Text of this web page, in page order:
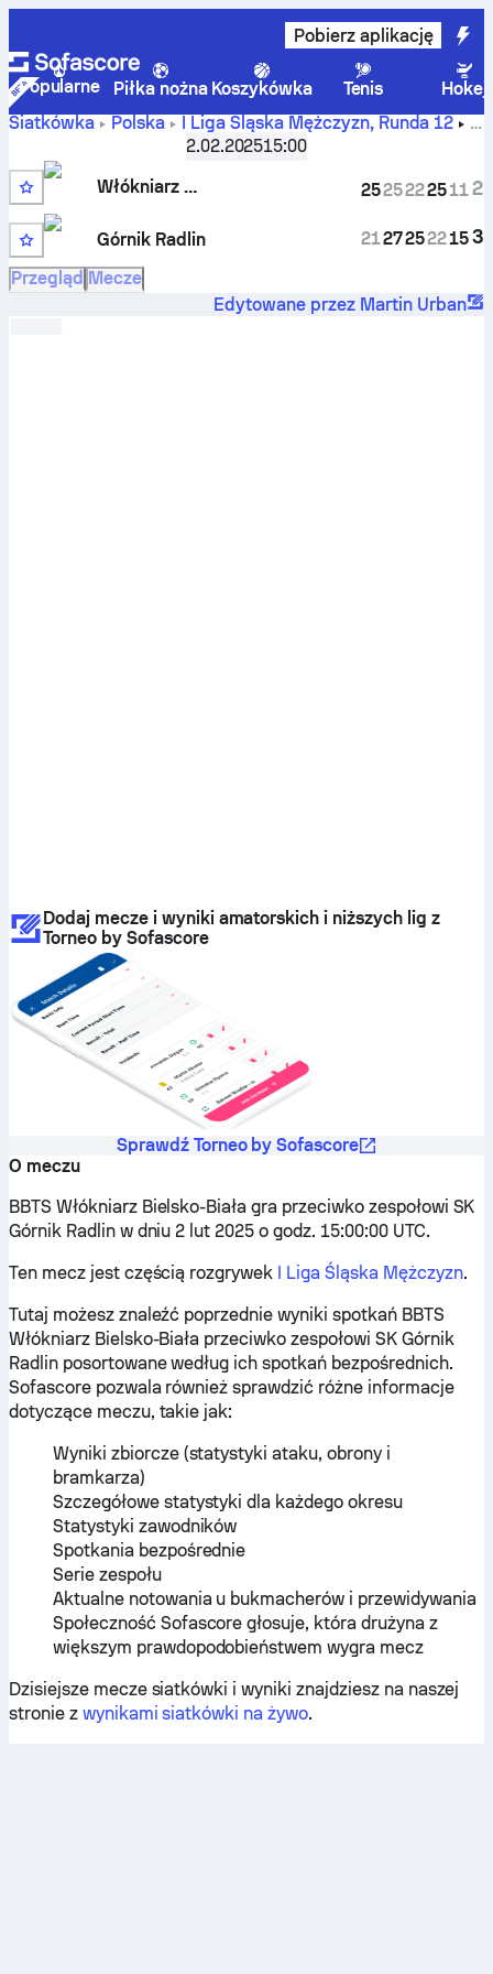
Pobierz aplikację
Popularne Piłka nożna Koszykówka Tenis
Hokej
Siatkówka
Polska I Liga Śląska Mężczyzn, Runda 12
BBTS Włókniarz Bielsko-Biała przeciwko SK Górnik Radlin
– wyniki, terminarz, statystyki, bilans spotkań i prognozy
2.02.202515:00
Włókniarz Bielsko-Biała
Górnik Radlin
25
21
25
27
22
25
25
22
11
15
2
3
Przegląd Mecze
Edytowane przez Martin Urban
Dodaj mecze i wyniki amatorskich i niższych lig z
Torneo by Sofascore
Sprawdź Torneo by Sofascore
O meczu
BBTS Włókniarz Bielsko-Biała gra przeciwko zespołowi SK
Górnik Radlin w dniu 2 lut 2025 o godz. 15:00:00 UTC.
Ten mecz jest częścią rozgrywek I Liga Śląska Mężczyzn.
Tutaj możesz znaleźć poprzednie wyniki spotkań BBTS
Włókniarz Bielsko-Biała przeciwko zespołowi SK Górnik
Radlin posortowane według ich spotkań bezpośrednich.
Sofascore pozwala również sprawdzić różne informacje
dotyczące meczu, takie jak:
Wyniki zbiorcze (statystyki ataku, obrony i
bramkarza)
Szczegółowe statystyki dla każdego okresu
Statystyki zawodników
Spotkania bezpośrednie
Serie zespołu
Aktualne notowania u bukmacherów i przewidywania
Społeczność Sofascore głosuje, która drużyna z
większym prawdopodobieństwem wygra mecz
Dzisiejsze mecze siatkówki i wyniki znajdziesz na naszej
stronie z wynikami siatkówki na żywo.